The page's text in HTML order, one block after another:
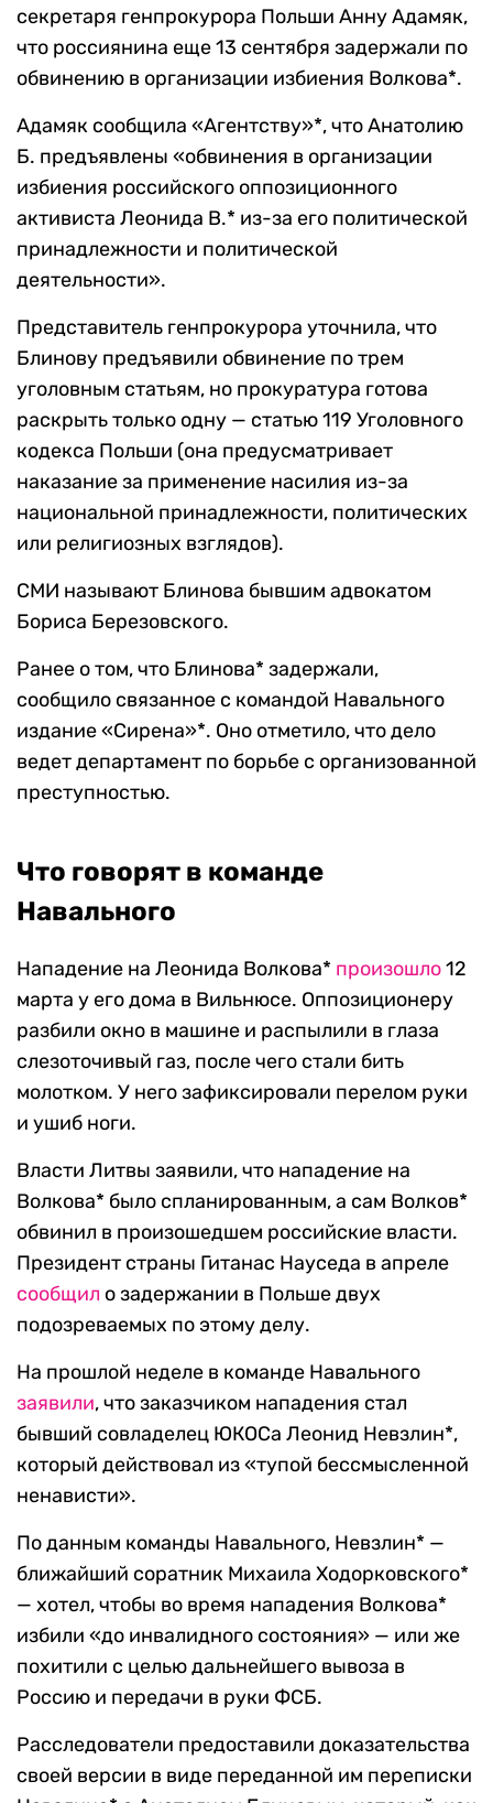
секретаря генпрокурора Польши Анну Адамяк,
что россиянина еще 13 сентября задержали по
обвинению в организации избиения Волкова*.
Адамяк сообщила «Агентству»*, что Анатолию
Б. предъявлены «обвинения в организации
избиения российского оппозиционного
активиста Леонида В.* из-за его политической
принадлежности и политической
деятельности».
Представитель генпрокурора уточнила, что
Блинову предъявили обвинение по трем
уголовным статьям, но прокуратура готова
раскрыть только одну — статью 119 Уголовного
кодекса Польши (она предусматривает
наказание за применение насилия из-за
национальной принадлежности, политических
или религиозных взглядов).
СМИ называют Блинова бывшим адвокатом
Бориса Березовского.
Ранее о том, что Блинова* задержали,
сообщило связанное с командой Навального
издание «Сирена»*. Оно отметило, что дело
ведет департамент по борьбе с организованной
преступностью.
Что говорят в команде
Навального
Нападение на Леонида Волкова* произошло12
марта у его дома в Вильнюсе. Оппозиционеру
разбили окно в машине и распылили в глаза
слезоточивый газ, после чего стали бить
молотком. У него зафиксировали перелом руки
и ушиб ноги.
Власти Литвы заявили, что нападение на
Волкова* было спланированным, а сам Волков*
обвинил в произошедшем российские власти.
Президент страны Гитанас Науседа в апреле
сообщил о задержании в Польше двух
подозреваемых по этому делу.
На прошлой неделе в команде Навального
заявили, что заказчиком нападения стал
бывший совладелец ЮКОСа Леонид Невзлин*,
который действовал из «тупой бессмысленной
ненависти».
По данным команды Навального, Невзлин* —
ближайший соратник Михаила Ходорковского*
— хотел, чтобы во время нападения Волкова*
избили «до инвалидного состояния» — или же
похитили с целью дальнейшего вывоза в
Россию и передачи в руки ФСБ.
Расследователи предоставили доказательства
своей версии в виде переданной им переписки